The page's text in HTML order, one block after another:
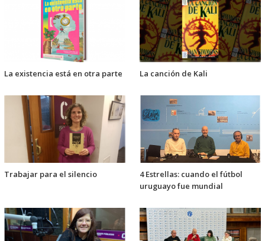
La existencia está en otra parte La canción de Kali
Trabajar para el silencio
4 Estrellas: cuando el fútbol
uruguayo fue mundial